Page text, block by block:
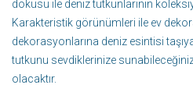
dokusu ile deniz tutkunlarının
Karakteristik görünümleri ile ev
dekorasyonlarına deniz esintisi
tutkunu sevdiklerinize
olacaktır.